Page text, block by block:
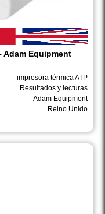
Adam Equipment
impresora térmica ATP
Resultados y lecturas
Adam Equipment
Reino Unido